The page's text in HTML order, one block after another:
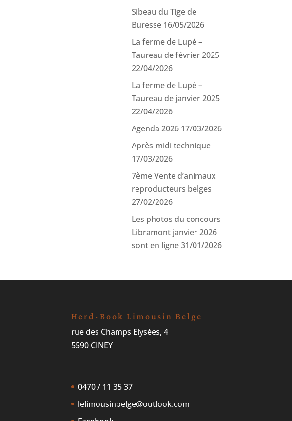
Sibeau du Tige de
Buresse 16/05/2026
La ferme de Lupé –
Taureau de février 2025
22/04/2026
La ferme de Lupé –
Taureau de janvier 2025
22/04/2026
Agenda 2026 17/03/2026
Après-midi technique
17/03/2026
7ème Vente d’animaux
reproducteurs belges
27/02/2026
Les photos du concours
Libramont janvier 2026
sont en ligne31/01/2026
Herd-Book Limousin Belge
rue des Champs Elysées, 4
5590 CINEY
0470 / 11 35 37
lelimousinbelge@outlook.com